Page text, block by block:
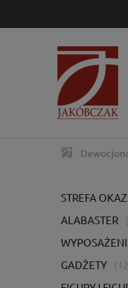
STREFA
ALABASTER
GADŻETY